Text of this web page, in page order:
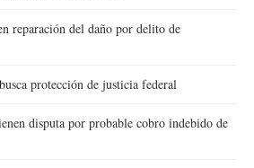
reparación del daño por delito de
protección de justicia federal
disputa por probable cobro indebido de